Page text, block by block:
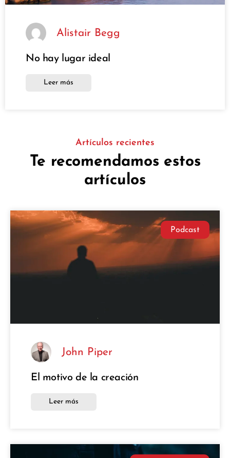
Alistair Begg
No hay lugar ideal
Leer más
Artículos recientes
Te recomendamos estos
artículos
Podcast
John Piper
El motivo de la creación
Leer más